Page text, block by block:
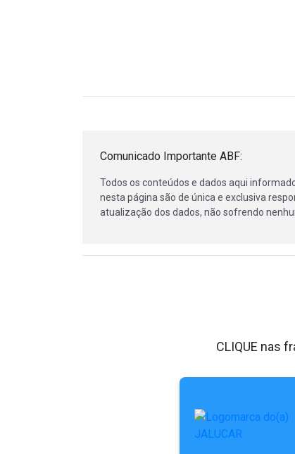
Comunicado Importante ABF:
Todos os conteúdos e dados aqui
nesta página são de única e exclusiva
atualização dos dados, não sofrendo
CLIQUE nas